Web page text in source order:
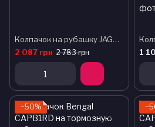
Колпачок на рубашку JAGWIRE BOT978 - торм. Anti-Kink - 5mm Black - plastic (30шт.) с уплотнителем
2 087 грн 2 783 грн
1
−50%